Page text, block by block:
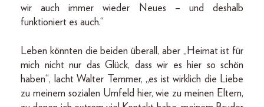
wir auch immer wieder Neues – und deshalb
funktioniert es auch.“
Leben könnten die beiden überall, aber „Heimat ist für
mich nicht nur das Glück, dass wir es hier so schön
haben“, lacht Walter Temmer, „es ist wirklich die Liebe
zu meinem sozialen Umfeld hier, wie zu meinen Eltern,